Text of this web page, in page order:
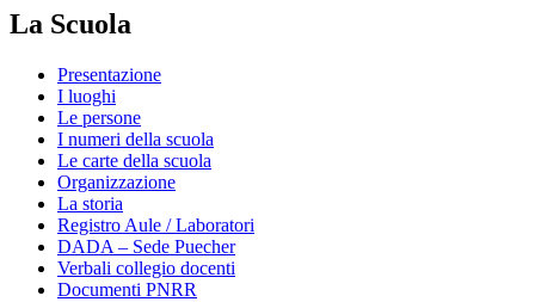
La Scuola
Presentazione
I luoghi
Le persone
I numeri della scuola
Le carte della scuola
Organizzazione
La storia
Registro Aule / Laboratori
DADA – Sede Puecher
Verbali collegio docenti
Documenti PNRR